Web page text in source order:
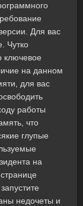
Для вас
Чутко
ключевое
на данном
для вас
работы
что
глупые
на
недочеты и